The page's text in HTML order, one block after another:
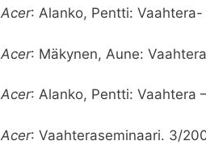
Acer: Alanko, Pentti:
Acer: Mäkynen, Aune:
Acer: Alanko, Pentti: Vaahtera
Acer: Vaahteraseminaari. 3/